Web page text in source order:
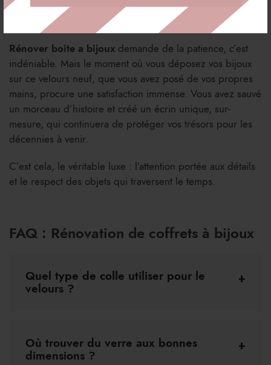
La fierté du fait-main
Rénover boite a bijoux demande de la patience, c’est
indéniable. Mais le moment où vous déposez vos bijoux
sur ce velours neuf, que vous avez posé de vos propres
mains, procure une satisfaction immense. Vous avez sauvé
un morceau d’histoire et créé un écrin unique, sur-
mesure, qui continuera de protéger vos trésors pour les
décennies à venir.
C’est cela, le véritable luxe : l’attention portée aux détails
et le respect des objets qui traversent le temps.
FAQ : Rénovation de coffrets à bijoux
Quel type de colle utiliser pour le
velours ?
Où trouver du verre aux bonnes
dimensions ?